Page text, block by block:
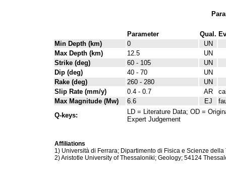
Parameter Qual.
Min Depth (km)
0
UN
Max Depth (km)
12.5
UN
Strike (deg)
60 - 105
UN
Dip (deg)
40 - 70
UN
Rake (deg)
260 - 280
UN
Slip Rate (mm/y)
0.4 - 0.7 AR
Max Magnitude (Mw)
6.6 EJ
Q-keys:
LD = Literature Data; OD =
Expert Judgement
Affiliations
1) Università di Ferrara; Dipartimento di Fisica e Scienze
2) Aristotle University of Thessaloniki; Geology; 54124